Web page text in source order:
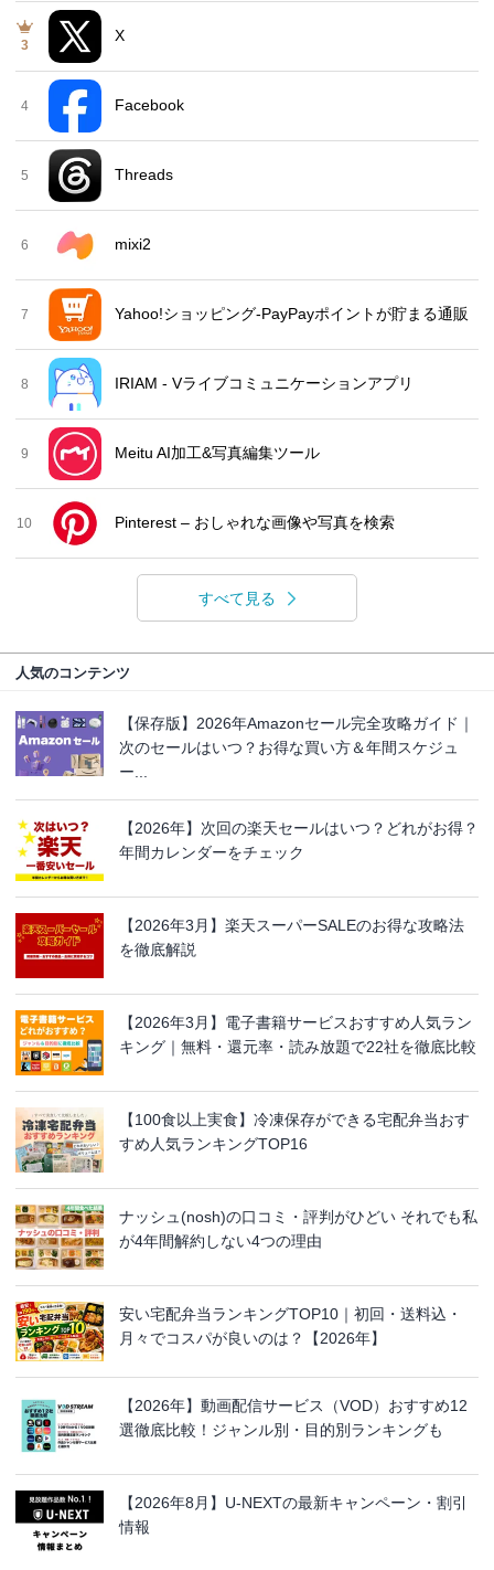
3
X
4 Facebook
5 Threads
6 mixi2
7 Yahoo!ショッピング-PayPayポイントが貯まる通販
8 IRIAM - Vライブコミュニケーションアプリ
9 Meitu AI加工&写真編集ツール
10 Pinterest – おしゃれな画像や写真を検索
すべて見る
人気のコンテンツ
【保存版】2026年Amazonセール完全攻略ガイド｜
次のセールはいつ？お得な買い方＆年間スケジュ
ー...
【2026年】次回の楽天セールはいつ？どれがお得？
年間カレンダーをチェック
【2026年3月】楽天スーパーSALEのお得な攻略法
を徹底解説
【2026年3月】電子書籍サービスおすすめ人気ラン
キング｜無料・還元率・読み放題で22社を徹底比較
【100食以上実食】冷凍保存ができる宅配弁当おす
すめ人気ランキングTOP16
ナッシュ(nosh)の口コミ・評判がひどい それでも私
が4年間解約しない4つの理由
安い宅配弁当ランキングTOP10｜初回・送料込・
月々でコスパが良いのは？【2026年】
【2026年】動画配信サービス（VOD）おすすめ12
選徹底比較！ジャンル別・目的別ランキングも
【2026年8月】U-NEXTの最新キャンペーン・割引
情報